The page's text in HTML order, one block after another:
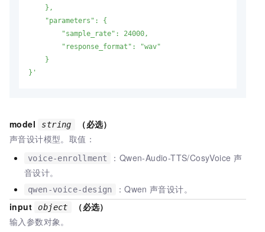
    },
    "parameters": {
        "sample_rate": 24000,
        "response_format": "wav"
    }
}'
model string
（必选）
声音设计模型。取值：
voice-enrollment ：Qwen-Audio-TTS/CosyVoice 声
音设计。
qwen-voice-design ：Qwen 声音设计。
input
object
（必选）
输入参数对象。